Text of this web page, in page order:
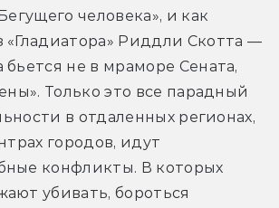
человека», и как
«Гладиатора» Риддли Скотта —
не в мраморе Сената,
Только это все парадный
в отдаленных регионах,
городов, идут
конфликты. В которых
убивать, бороться